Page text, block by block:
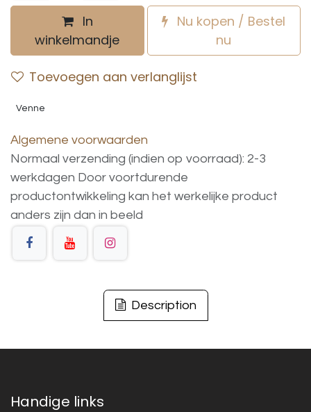
In
winkelmandje
Nu kopen / Bestel
nu
Toevoegen aan verlanglijst
Venne
Algemene voorwaarden
Normaal verzending (indien op voorraad): 2-3
werkdagen Door voortdurende
productontwikkeling kan het werkelijke product
anders zijn dan in beeld
Description
Handige links